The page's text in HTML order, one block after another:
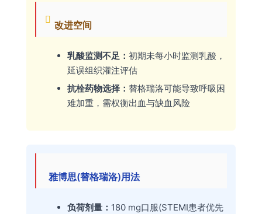
改进空间
乳酸监测不足： 初期未每小时监测乳酸，
延误组织灌注评估
抗栓药物选择： 替格瑞洛可能导致呼吸困
难加重，需权衡出血与缺血风险
雅博思(替格瑞洛)用法
负荷剂量： 180 mg口服(STEMI患者优先